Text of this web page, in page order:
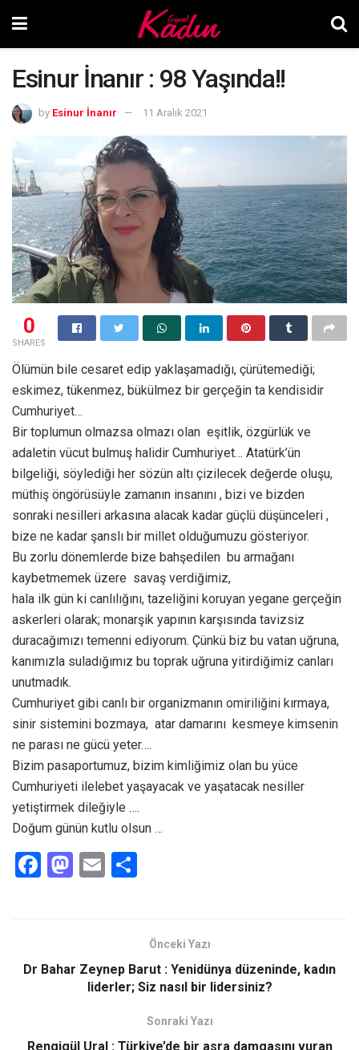
Esinur İnanır : 98 Yaşında!!
by Esinur İnanır 11 Aralık 2021
0
SHARES
Ölümün bile cesaret edip yaklaşamadığı, çürütemediği;
eskimez, tükenmez, bükülmez bir gerçeğin ta kendisidir
Cumhuriyet…
Bir toplumun olmazsa olmazı olan eşitlik, özgürlük ve
adaletin vücut bulmuş halidir Cumhuriyet… Atatürk’ün
bilgeliği, söylediği her sözün altı çizilecek değerde oluşu,
müthiş öngörüsüyle zamanın insanını , bizi ve bizden
sonraki nesilleri arkasına alacak kadar güçlü düşünceleri ,
bize ne kadar şanslı bir millet olduğumuzu gösteriyor.
Bu zorlu dönemlerde bize bahşedilen bu armağanı
kaybetmemek üzere savaş verdiğimiz,
hala ilk gün ki canlılığını, tazeliğini koruyan yegane gerçeğin
askerleri olarak; monarşik yapının karşısında tavizsiz
duracağımızı temenni ediyorum. Çünkü biz bu vatan uğruna,
kanımızla suladığımız bu toprak uğruna yitirdiğimiz canları
unutmadık.
Cumhuriyet gibi canlı bir organizmanın omiriliğini kırmaya,
sinir sistemini bozmaya, atar damarını kesmeye kimsenin
ne parası ne gücü yeter….
Bizim pasaportumuz, bizim kimliğimiz olan bu yüce
Cumhuriyeti ilelebet yaşayacak ve yaşatacak nesiller
yetiştirmek dileğiyle ….
Doğum günün kutlu olsun …
F
o
M
d
E
Önceki Yazı
Dr Bahar Zeynep Barut : Yenidünya düzeninde, kadın
liderler; Siz nasıl bir lidersiniz?
Sonraki Yazı
Rengigül Ural : Türkiye’de bir asra damgasını vuran